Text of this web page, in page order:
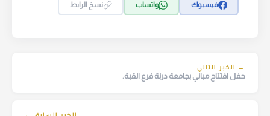
فيسبوك
واتساب نسخ الرابط
→ الخبر التالي
حفل افتتاح مباني بجامعة درنة فرع القبة.